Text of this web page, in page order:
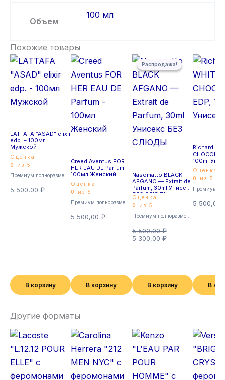
Объем
100 мл
Похожие товары
LATTAFA “ASAD” elixir
edp. – 100мл
Мужской
Оценка
0
из 5
5 500,00 ₽
В корзину
Creed Aventus FOR
HER EAU DE Parfum –
100мл Женский
Оценка
0
из 5
5 500,00₽
В корзину
Распродажа!
Распродажа!
Премиум полноразмерные
Nasomatto BLACK
AFGANO — Extrait de
Parfum, 30ml Унисекс
БЕЗ СЛЮДЫ
Оценка
0
из 5
5 500,00₽
Первоначальная цена
5 300,00 ₽
Текущая цена: 5 300,00 ₽.
В корзину
Richard
CHOCOLA
100ml
Оценка
0
из 5
5 500,00
В
Другие форматы